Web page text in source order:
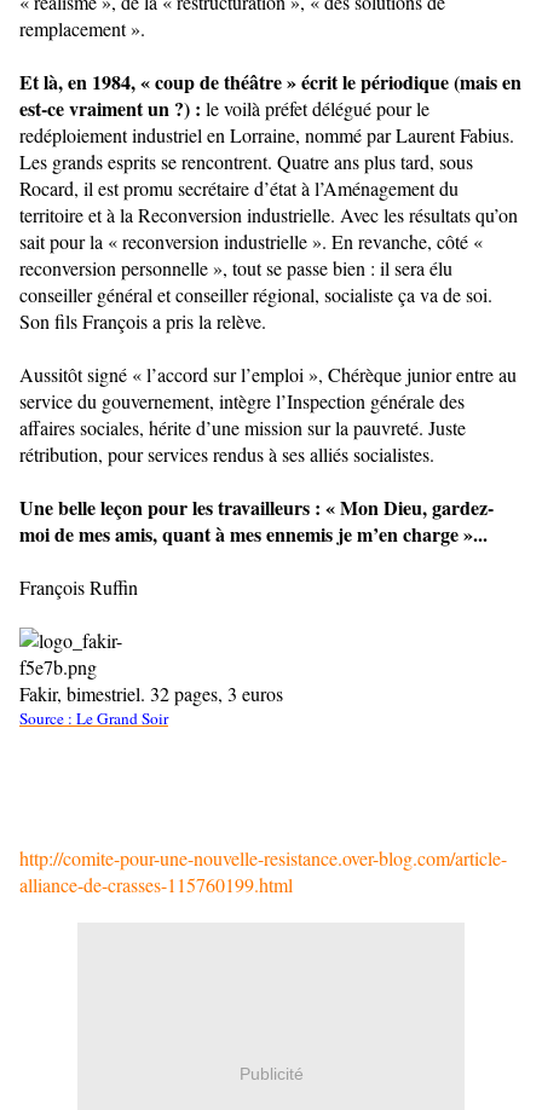
remplacement ».
Et là, en 1984, « coup de théâtre » écrit le périodique (mais en
est-ce vraiment un ?) : le voilà préfet délégué pour le
redéploiement industriel en Lorraine, nommé par Laurent Fabius.
Les grands esprits se rencontrent. Quatre ans plus tard, sous
Rocard, il est promu secrétaire d’état à l’Aménagement du
territoire et à la Reconversion industrielle. Avec les résultats qu’on
sait pour la « reconversion industrielle ». En revanche, côté «
reconversion personnelle », tout se passe bien : il sera élu
conseiller général et conseiller régional, socialiste ça va de soi.
Son fils François a pris la relève.
Aussitôt signé « l’accord sur l’emploi », Chérèque junior entre au
service du gouvernement, intègre l’Inspection générale des
affaires sociales, hérite d’une mission sur la pauvreté. Juste
rétribution, pour services rendus à ses alliés socialistes.
Une belle leçon pour les travailleurs : « Mon Dieu, gardez-
moi de mes amis, quant à mes ennemis je m’en charge »...
François Ruffin
Fakir, bimestriel. 32 pages, 3 euros
Source : Le Grand Soir
http://comite-pour-une-nouvelle-resistance.over-blog.com/article-
alliance-de-crasses-115760199.html
Publicité